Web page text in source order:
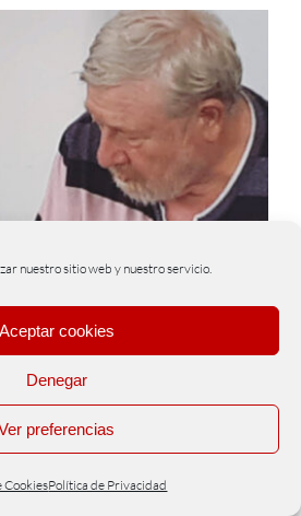
nuestro sitio web y nuestro servicio.
Aceptar cookies
Denegar
preferencias
CookiesPolítica de Privacidad
PEDIÁTRICA: Viaje a